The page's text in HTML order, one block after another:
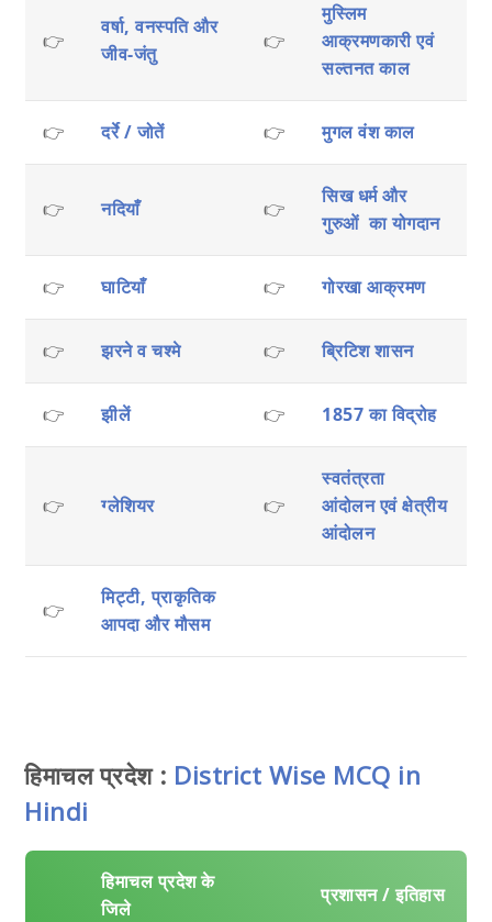
👉
वर्षा, वनस्पति और
जीव-जंतु
👉
मुस्लिम
आक्रमणकारी एवं
सल्तनत काल
👉 दर्रे / जोतें 👉 मुगल वंश काल
👉 नदियाँ 👉
सिख धर्म और
गुरुओं का योगदान
👉 घाटियाँ 👉 गोरखा आक्रमण
👉 झरने व चश्मे 👉 ब्रिटिश शासन
👉 झीलें 👉 1857 का विद्रोह
👉 ग्लेशियर 👉
स्वतंत्रता
आंदोलन एवं क्षेत्रीय
आंदोलन
👉
मिट्टी, प्राकृतिक
आपदा और मौसम
हिमाचल प्रदेश : District Wise MCQ in
Hindi
हिमाचल प्रदेश के
जिले
प्रशासन / इतिहास